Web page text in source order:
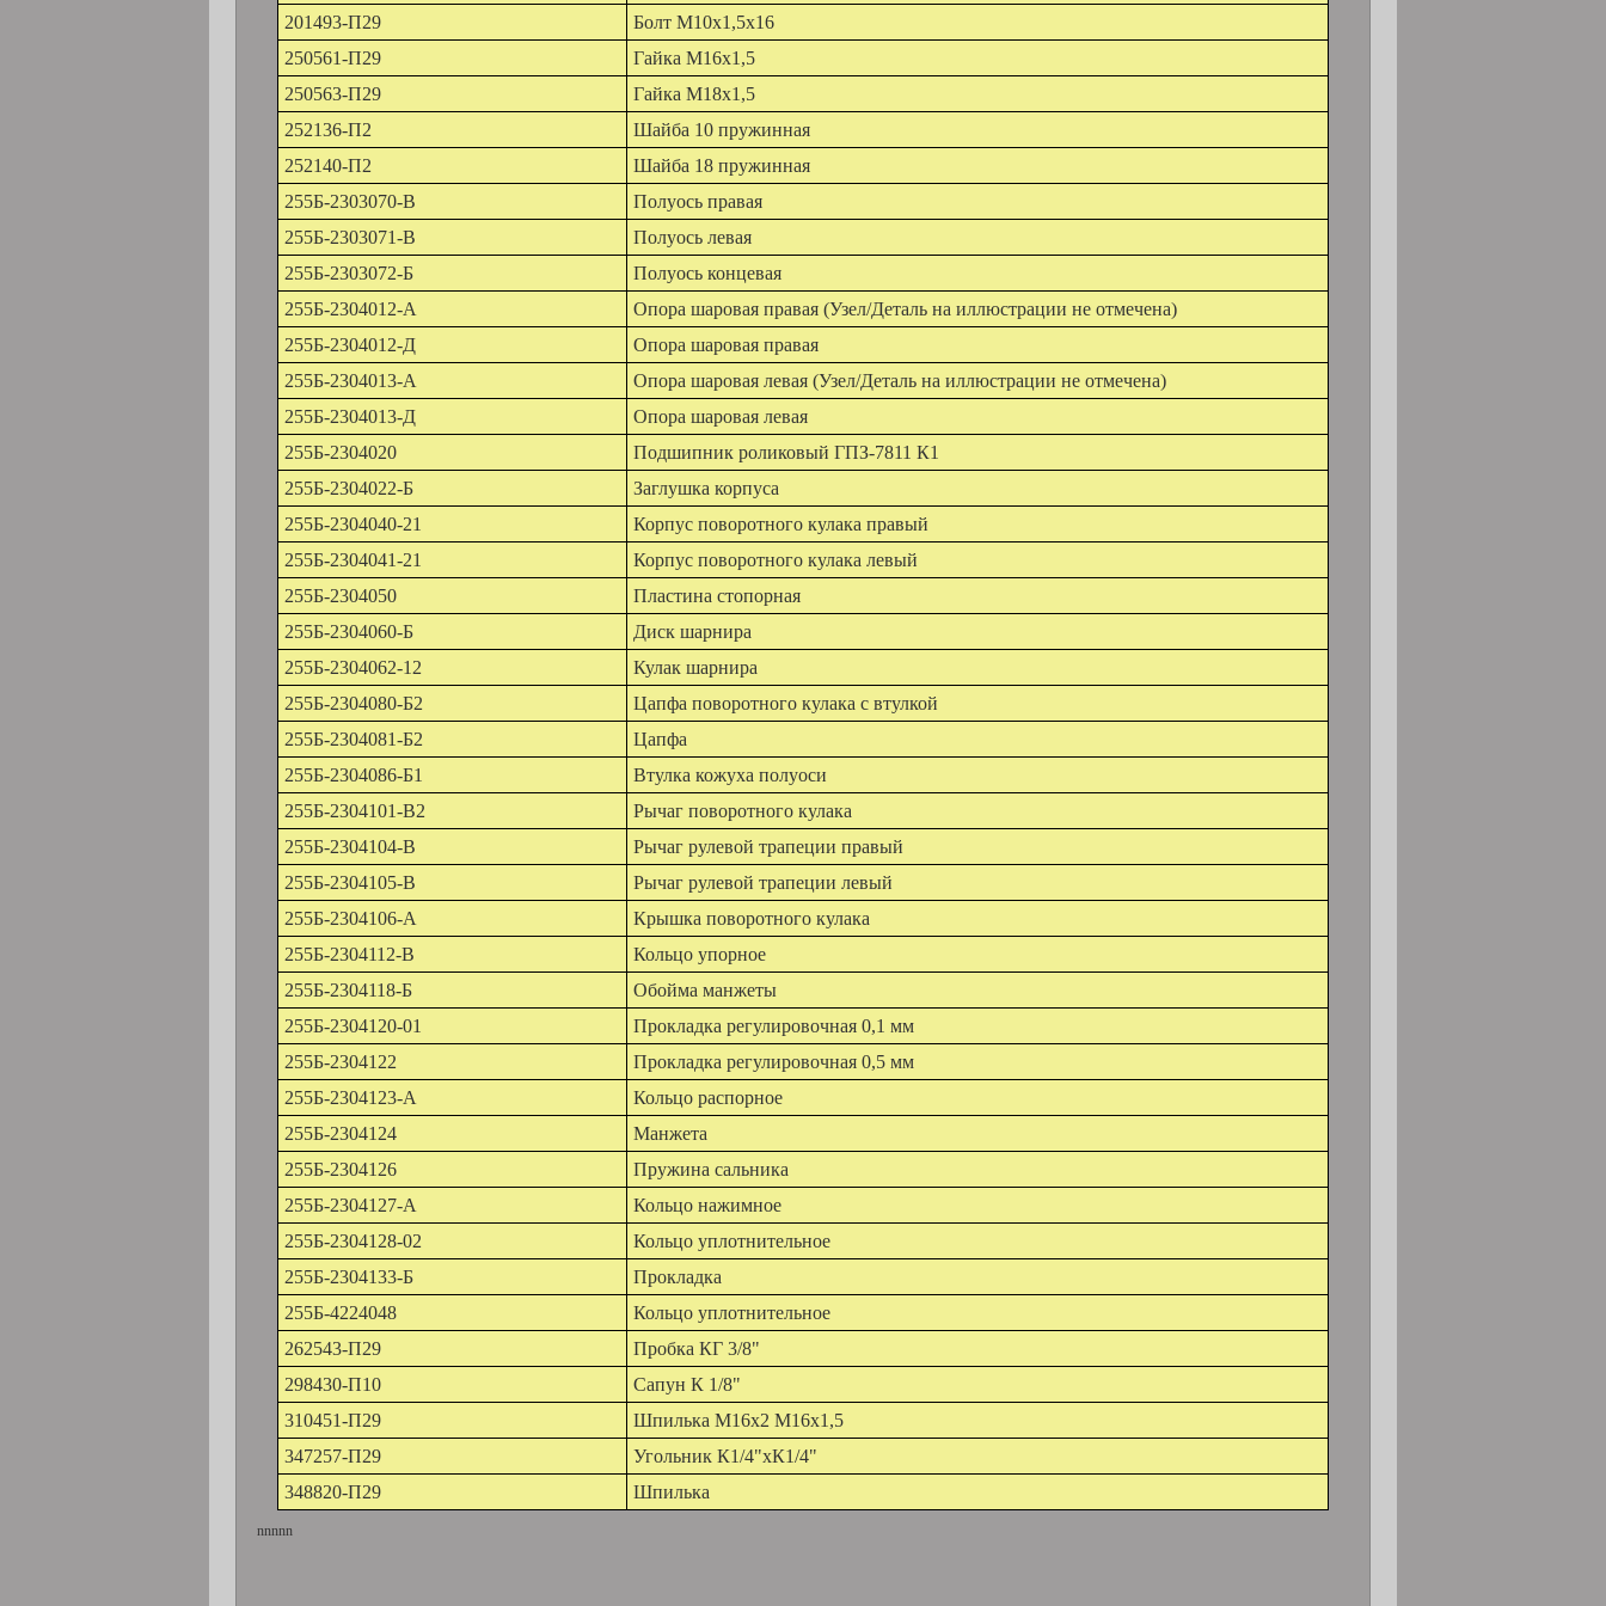
201493-П29
Болт М10х1,5х16
250561-П29
Гайка М16х1,5
250563-П29
Гайка М18х1,5
252136-П2
Шайба 10 пружинная
252140-П2
Шайба 18 пружинная
255Б-2303070-В
Полуось правая
255Б-2303071-В
Полуось левая
255Б-2303072-Б
Полуось концевая
255Б-2304012-А
Опора шаровая правая (Узел/Деталь на иллюстрации не отмечена)
255Б-2304012-Д
Опора шаровая правая
255Б-2304013-А
Опора шаровая левая (Узел/Деталь на иллюстрации не отмечена)
255Б-2304013-Д
Опора шаровая левая
255Б-2304020
Подшипник роликовый ГПЗ-7811 К1
255Б-2304022-Б
Заглушка корпуса
255Б-2304040-21
Корпус поворотного кулака правый
255Б-2304041-21
Корпус поворотного кулака левый
255Б-2304050
Пластина стопорная
255Б-2304060-Б
Диск шарнира
255Б-2304062-12
Кулак шарнира
255Б-2304080-Б2
Цапфа поворотного кулака с втулкой
255Б-2304081-Б2
Цапфа
255Б-2304086-Б1
Втулка кожуха полуоси
255Б-2304101-В2
Рычаг поворотного кулака
255Б-2304104-В
Рычаг рулевой трапеции правый
255Б-2304105-В
Рычаг рулевой трапеции левый
255Б-2304106-А
Крышка поворотного кулака
255Б-2304112-В
Кольцо упорное
255Б-2304118-Б
Обойма манжеты
255Б-2304120-01
Прокладка регулировочная 0,1 мм
255Б-2304122
Прокладка регулировочная 0,5 мм
255Б-2304123-А
Кольцо распорное
255Б-2304124
Манжета
255Б-2304126
Пружина сальника
255Б-2304127-А
Кольцо нажимное
255Б-2304128-02
Кольцо уплотнительное
255Б-2304133-Б
Прокладка
255Б-4224048
Кольцо уплотнительное
262543-П29
Пробка КГ 3/8"
298430-П10
Сапун К 1/8"
310451-П29
Шпилька М16х2 М16х1,5
347257-П29
Угольник К1/4"хК1/4"
348820-П29
Шпилька
nnnnn